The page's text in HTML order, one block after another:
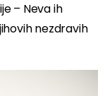
– Neva ih
nezdravih